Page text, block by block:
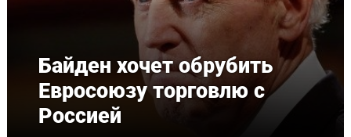
Байден хочет обрубить
Евросоюзу торговлю с
Россией